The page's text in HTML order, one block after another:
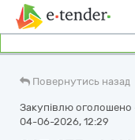
Повернутись назад
Закупівлю оголошено
04-06-2026, 12:29